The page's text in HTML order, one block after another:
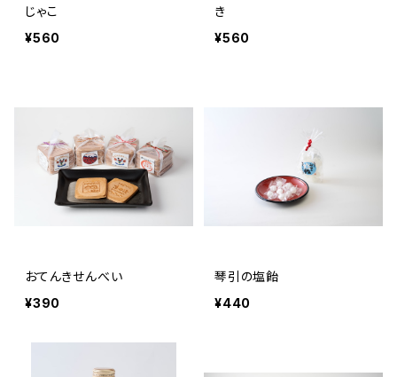
じゃこ
¥560
き
¥560
おてんきせんべい
¥390
琴引の塩飴
¥440